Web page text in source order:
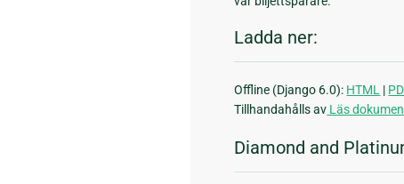
Ladda ner:
Offline (Django 6.0): HTML |
Tillhandahålls av Läs
Diamond and